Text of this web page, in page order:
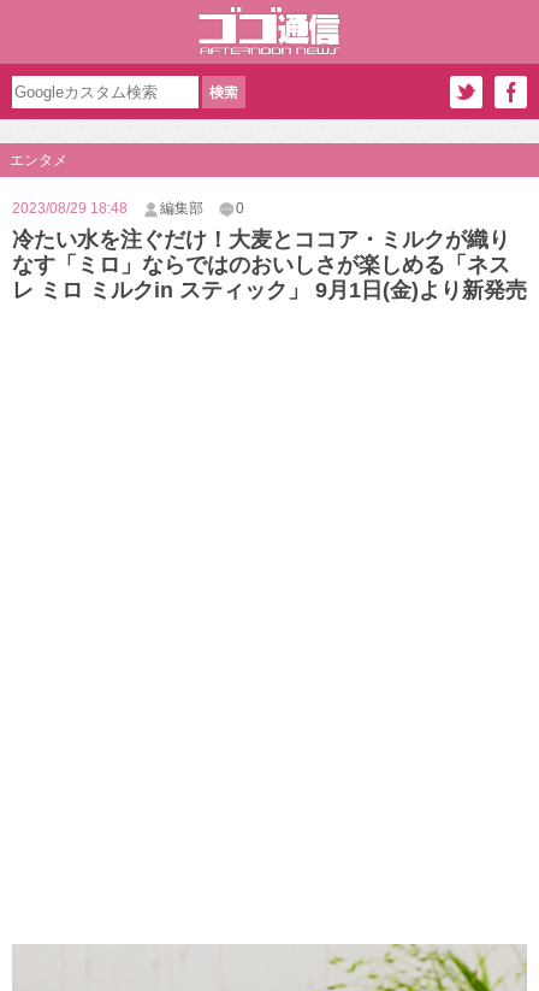
エンタメ
2023/08/29 18:48 編集部 0
冷たい水を注ぐだけ！大麦とココア・ミルクが織り
なす「ミロ」ならではのおいしさが楽しめる「ネス
レ ミロ ミルクin スティック」 9月1日(金)より新発売